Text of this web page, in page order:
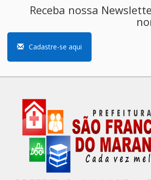
Receba nossa
Cadastre-se aqui